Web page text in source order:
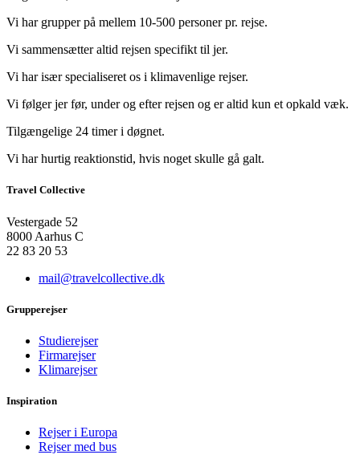
Vi har grupper på mellem 10-500 personer pr. rejse.
Vi sammensætter altid rejsen specifikt til jer.
Vi har især specialiseret os i klimavenlige rejser.
Vi følger jer før, under og efter rejsen og er altid kun et opkald væk.
Tilgængelige 24 timer i døgnet.
Vi har hurtig reaktionstid, hvis noget skulle gå galt.
Travel Collective
Vestergade 52
8000 Aarhus C
22 83 20 53
mail@travelcollective.dk
Grupperejser
Studierejser
Firmarejser
Klimarejser
Inspiration
Rejser i Europa
Rejser med bus